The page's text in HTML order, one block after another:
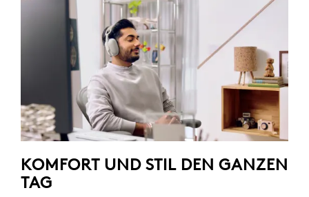
KOMFORT UND STIL DEN GANZEN
TAG